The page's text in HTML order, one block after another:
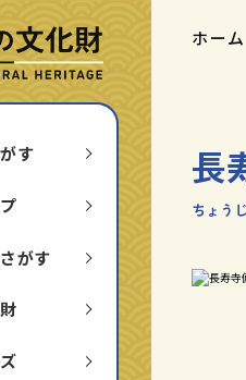
す
がす
ホーム
長
ちょう